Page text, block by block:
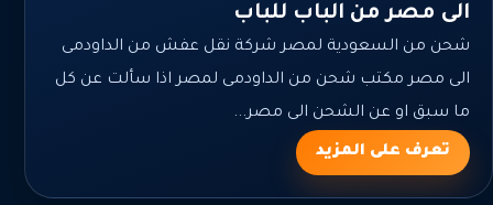
الى مصر من الباب للباب
شحن من السعودية لمصر شركة نقل عفش من الداودمى
الى مصر مكتب شحن من الداودمى لمصر اذا سألت عن كل
ما سبق او عن الشحن الى مصر...
تعرف على المزيد